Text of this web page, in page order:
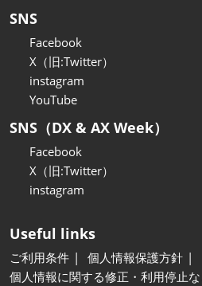
SNS
Facebook
X（旧:Twitter）
instagram
YouTube
SNS（DX & AX Week）
Facebook
X（旧:Twitter）
instagram
Useful links
ご利用条件
個人情報保護方針
個人情報に関する修正・利用停止